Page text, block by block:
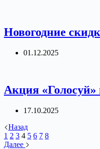
Новогодние
01.12.2025
Акция
17.10.2025
Назад
1 2 3 4 5 6 7 8
Далее